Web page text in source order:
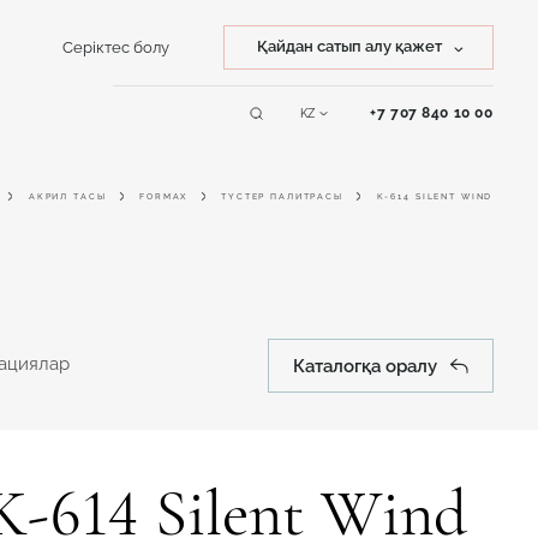
көрсету
Серіктес болу Қайдан сатып алу қажет
KZ +7 707 840 10 00
АКРИЛ ТАСЫ FORMAX ТҮСТЕР ПАЛИТРАСЫ K-614 SILENT WIND
Каталогқа оралу
614 Silent Wind